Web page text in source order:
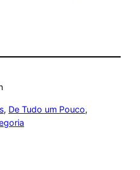
, De Tudo um Pouco